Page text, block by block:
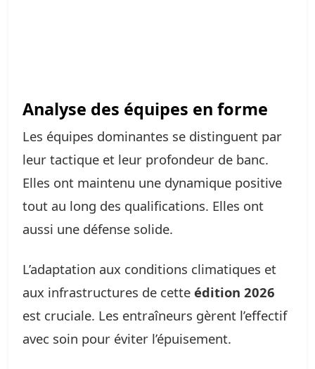
Analyse des équipes en forme
Les équipes dominantes se distinguent par
leur tactique et leur profondeur de banc.
Elles ont maintenu une dynamique positive
tout au long des qualifications. Elles ont
aussi une défense solide.
L’adaptation aux conditions climatiques et
aux infrastructures de cette édition 2026
est cruciale. Les entraîneurs gèrent l’effectif
avec soin pour éviter l’épuisement.